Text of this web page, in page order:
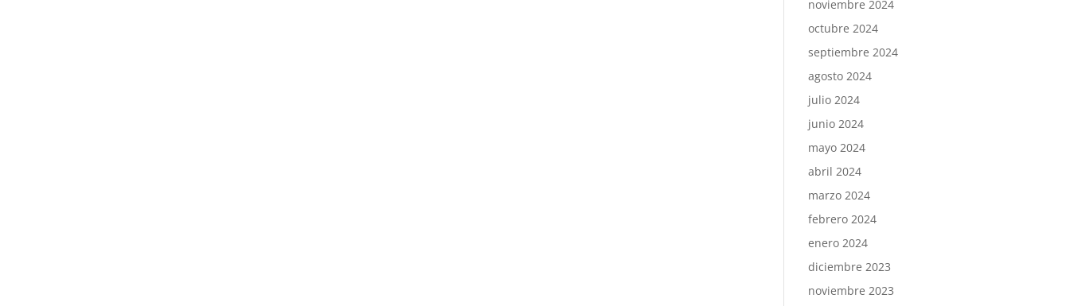
noviembre 2024
octubre 2024
septiembre 2024
agosto 2024
julio 2024
junio 2024
mayo 2024
abril 2024
marzo 2024
febrero 2024
enero 2024
diciembre 2023
noviembre 2023